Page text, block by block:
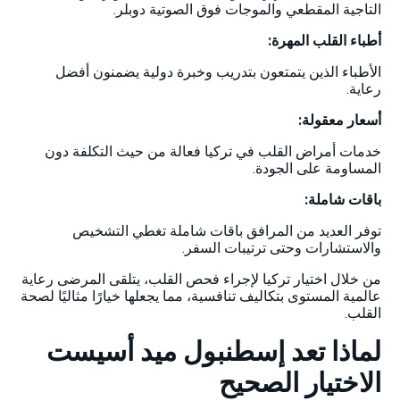
التاجية المقطعي والموجات فوق الصوتية دوبلر.
أطباء القلب المهرة:
الأطباء الذين يتمتعون بتدريب وخبرة دولية يضمنون أفضل
رعاية.
أسعار معقولة:
خدمات أمراض القلب في تركيا فعالة من حيث التكلفة دون
المساومة على الجودة.
باقات شاملة:
توفر العديد من المرافق باقات شاملة تغطي التشخيص
والاستشارات وحتى ترتيبات السفر.
من خلال اختيار تركيا لإجراء فحص القلب، يتلقى المرضى رعاية
عالمية المستوى بتكاليف تنافسية، مما يجعلها خيارًا مثاليًا لصحة
القلب.
لماذا تعد إسطنبول ميد أسيست
الاختيار الصحيح